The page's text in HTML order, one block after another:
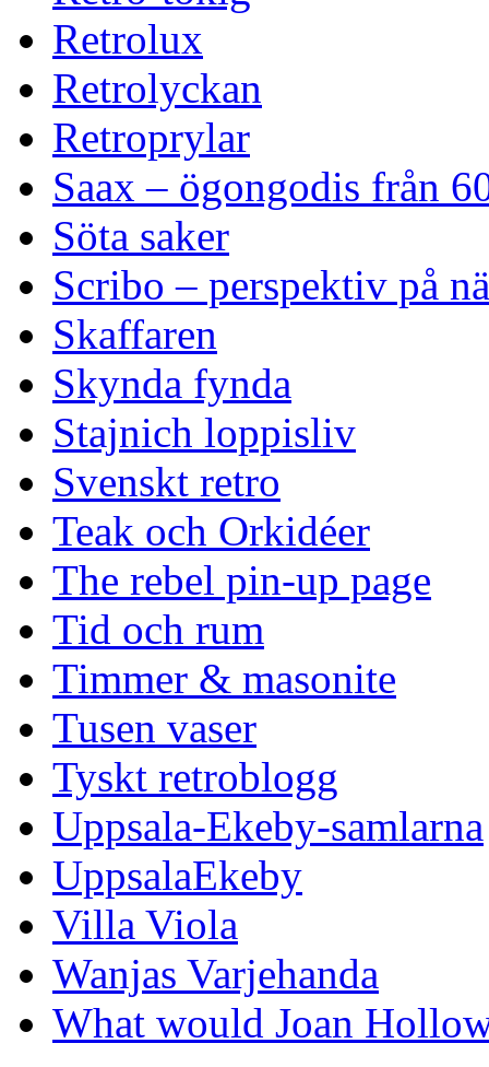
Retrolux
Retrolyckan
Retroprylar
Saax – ögongodis från
Söta saker
Scribo – perspektiv på
Skaffaren
Skynda fynda
Stajnich loppisliv
Svenskt retro
Teak och Orkidéer
The rebel pin-up page
Tid och rum
Timmer & masonite
Tusen vaser
Tyskt retroblogg
Uppsala-Ekeby-samlarna
UppsalaEkeby
Villa Viola
Wanjas Varjehanda
What would Joan